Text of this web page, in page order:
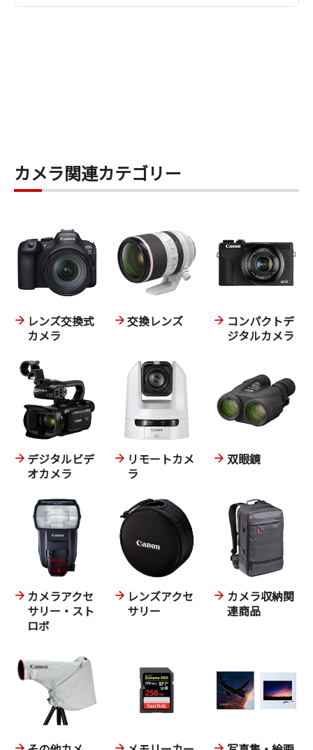
当然 徒歩ですから 一つの目的地での風景では急激
( 一つの場所で大きく画角が変化する場所が撮りた
いと思って70-200mmのレンズに交換しても
道すがら撮りたい風景を撮るためには再度24-
何故焦点距離を被らせたレンズが無いのだろう？
と感じます。
（ 確かに24-24mmの便利ズームはありますが、F
値が暗いのと重量も重くなり
レンズ長も長くなってしまいます。 ）
F2.8-F3.5 あたりか、35-150mm F2.8通しが
欲しいように思います。
カメラ関連カテゴリー
レンズ交換式
カメラ
交換レンズ
コンパクトデ
ジタルカメラ
デジタルビデ
オカメラ
リモートカメ
ラ
双眼鏡
カメラアクセ
サリー・スト
ロボ
レンズアクセ
サリー
カメラ収納関
連商品